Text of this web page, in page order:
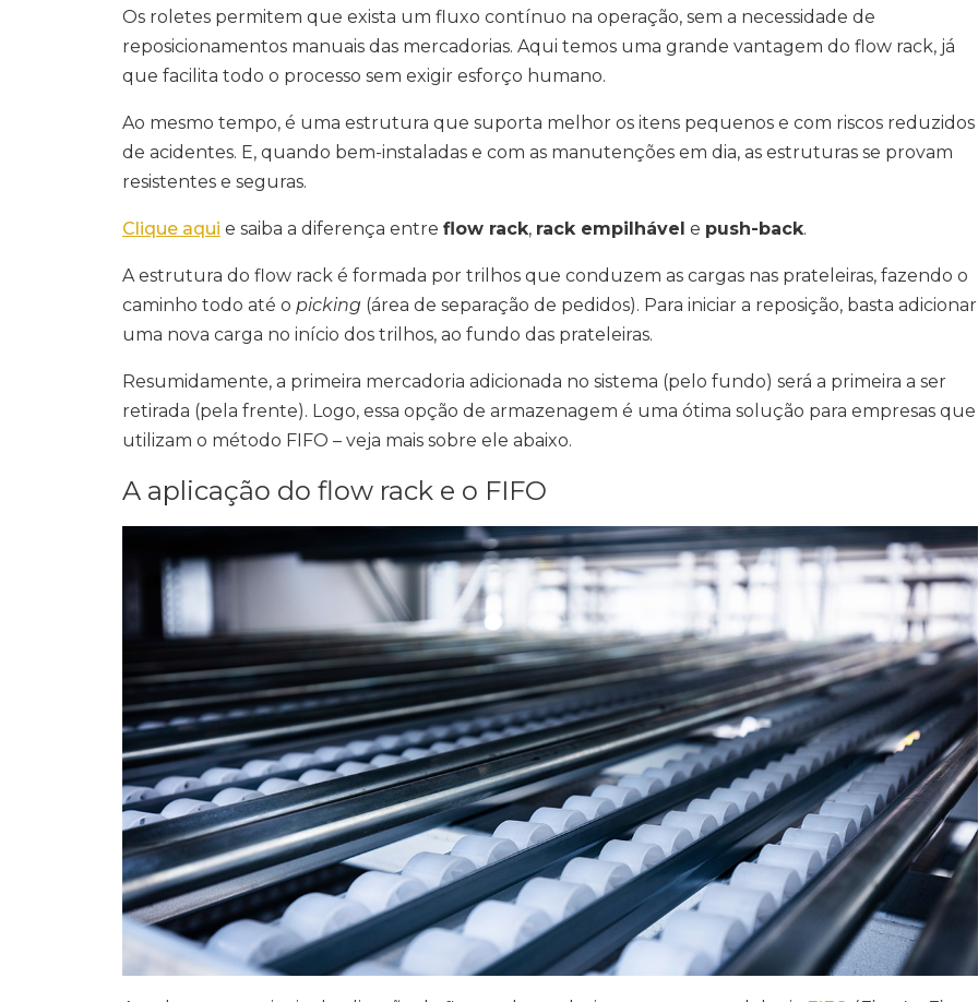
Os roletes permitem que exista um fluxo contínuo na operação, sem a necessidade de
reposicionamentos manuais das mercadorias. Aqui temos uma grande vantagem do flow rack, já
que facilita todo o processo sem exigir esforço humano.
Ao mesmo tempo, é uma estrutura que suporta melhor os itens pequenos e com riscos reduzidos
de acidentes. E, quando bem-instaladas e com as manutenções em dia, as estruturas se provam
resistentes e seguras.
Clique aqui e saiba a diferença entre flow rack, rack empilhável e push-back.
A estrutura do flow rack é formada por trilhos que conduzem as cargas nas prateleiras, fazendo o
caminho todo até o picking (área de separação de pedidos). Para iniciar a reposição, basta adicionar
uma nova carga no início dos trilhos, ao fundo das prateleiras.
Resumidamente, a primeira mercadoria adicionada no sistema (pelo fundo) será a primeira a ser
retirada (pela frente). Logo, essa opção de armazenagem é uma ótima solução para empresas que
utilizam o método FIFO – veja mais sobre ele abaixo.
A aplicação do flow rack e o FIFO